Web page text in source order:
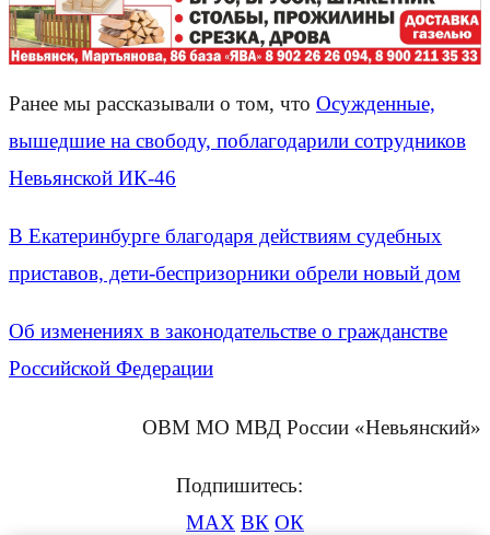
Ранее мы рассказывали о том, что Осужденные,
вышедшие на свободу, поблагодарили сотрудников
Невьянской ИК-46
В Екатеринбурге благодаря действиям судебных
приставов, дети-беспризорники обрели новый дом
Об изменениях в законодательстве о гражданстве
Российской Федерации
ОВМ МО МВД России «Невьянский»
Подпишитесь:
MAX ВК ОК